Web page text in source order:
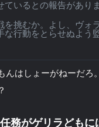
いるとの報告があり
を挑むか。よし、ヴォ
動をとらせぬよう監
はしょーがねーだろ
務がゲリラども